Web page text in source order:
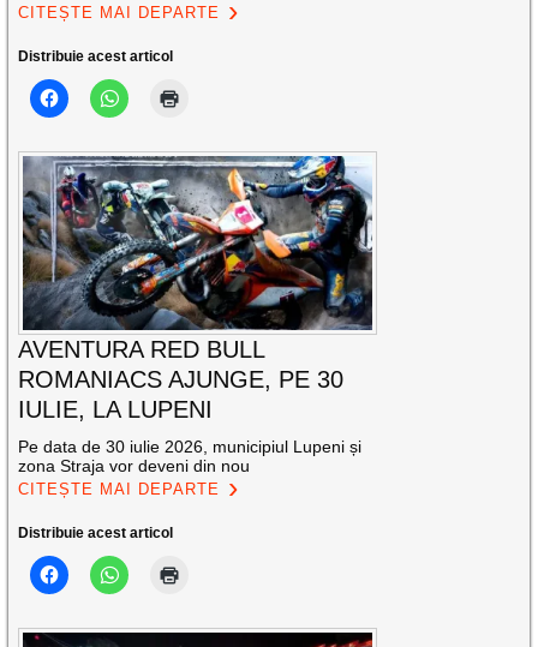
CITEȘTE MAI DEPARTE
Distribuie acest articol
AVENTURA RED BULL
ROMANIACS AJUNGE, PE 30
IULIE, LA LUPENI
Pe data de 30 iulie 2026, municipiul Lupeni și
zona Straja vor deveni din nou
CITEȘTE MAI DEPARTE
Distribuie acest articol